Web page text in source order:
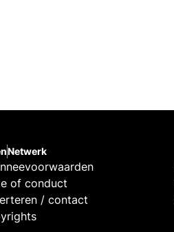
Netwerk
of conduct
/ contact